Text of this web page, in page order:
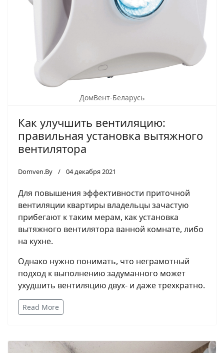
ДомВент-Беларусь
Как улучшить вентиляцию:
правильная установка вытяжного
вентилятора
Domven.By 04 декабря 2021
Для повышения эффективности приточной
вентиляции квартиры владельцы зачастую
прибегают к таким мерам, как установка
вытяжного вентилятора ванной комнате, либо
на кухне.
Однако нужно понимать, что неграмотный
подход к выполнению задуманного может
ухудшить вентиляцию двух- и даже трехкратно.
Read More